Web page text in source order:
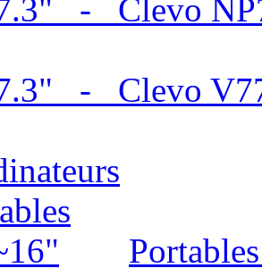
- Clevo
- Clevo